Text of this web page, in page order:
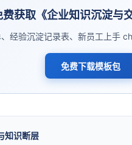
费获取《企业知识沉淀与
经验沉淀记录表、新员工上手
免费下载模板包
知识断层